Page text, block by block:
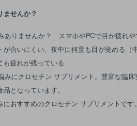
ませんか？
おすすめのクロセチン サプリメントです。